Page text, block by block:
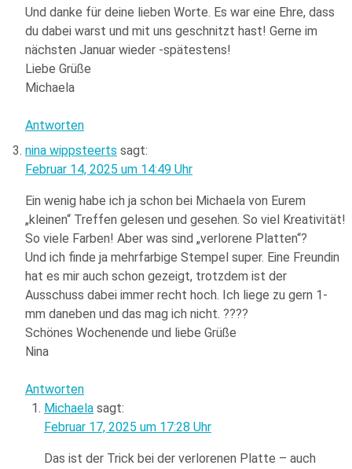
Und danke für deine lieben Worte. Es war eine Ehre, dass
du dabei warst und mit uns geschnitzt hast! Gerne im
nächsten Januar wieder -spätestens!
Liebe Grüße
Michaela
Antworten
nina wippsteerts sagt:
Februar 14, 2025 um 14:49 Uhr
Ein wenig habe ich ja schon bei Michaela von Eurem
„kleinen“ Treffen gelesen und gesehen. So viel Kreativität!
So viele Farben! Aber was sind „verlorene Platten“?
Und ich finde ja mehrfarbige Stempel super. Eine Freundin
hat es mir auch schon gezeigt, trotzdem ist der
Ausschuss dabei immer recht hoch. Ich liege zu gern 1-
mm daneben und das mag ich nicht. ????
Schönes Wochenende und liebe Grüße
Nina
Antworten
Michaela sagt:
Februar 17, 2025 um 17:28 Uhr
Das ist der Trick bei der verlorenen Platte – auch